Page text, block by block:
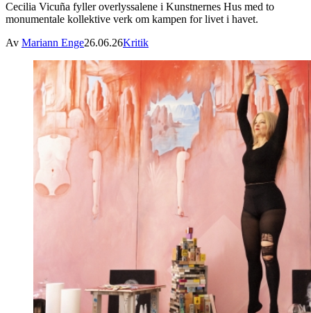
Cecilia Vicuña fyller overlyssalene i Kunstnernes Hus med to
monumentale kollektive verk om kampen for livet i havet.
Av Mariann Enge26.06.26Kritik